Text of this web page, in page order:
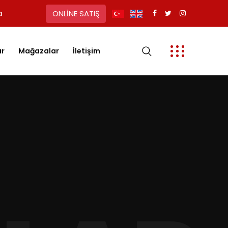
ONLİNE SATIŞ
Mağazalar İletişim